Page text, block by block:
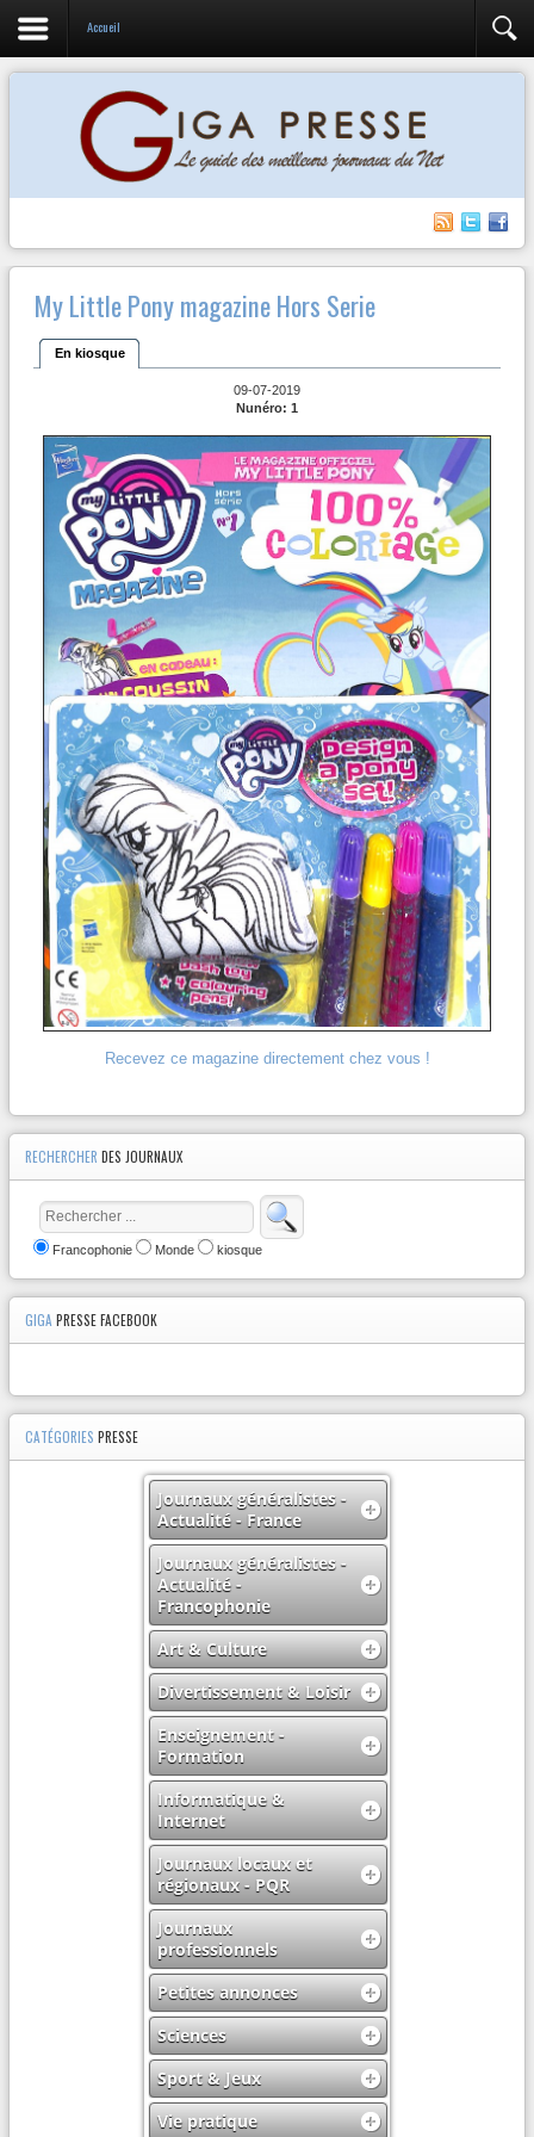
Accueil
My Little Pony magazine Hors Serie
En kiosque
09-07-2019
Nunéro: 1
Recevez ce magazine directement chez vous !
RECHERCHER DES JOURNAUX
Francophonie Monde kiosque
GIGA PRESSE FACEBOOK
CATÉGORIES PRESSE
Journaux généralistes -
Actualité - France
Journaux généralistes -
Actualité -
Francophonie
Art & Culture
Divertissement & Loisir
Enseignement -
Formation
Informatique &
Internet
Journaux locaux et
régionaux - PQR
Journaux
professionnels
Petites annonces
Sciences
Sport & Jeux
Vie pratique